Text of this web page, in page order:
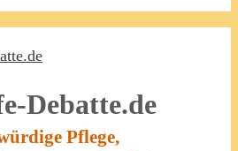
Debatte.de
Pflege,